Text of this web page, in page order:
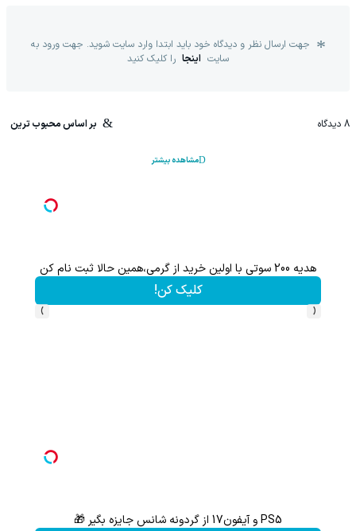
جهت ارسال نظر و دیدگاه خود باید ابتدا وارد سایت شوید. جهت ورود به
سایت اینجا را کلیک کنید
8 دیدگاه بر اساس محبوب ترین
مشاهده بیشتر
هدیه 200 سوتی با اولین خرید از گرمی،همین حالا ثبت نام کن
کلیک کن!
‹
›
PS5 و آیفون17 از گردونه شانس جایزه بگیر 🎁